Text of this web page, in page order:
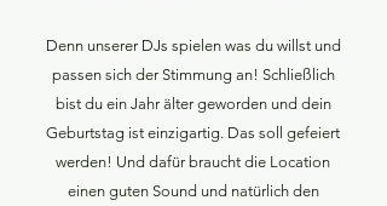
Denn unserer DJs spielen was du willst und
passen sich der Stimmung an! Schließlich
bist du ein Jahr älter geworden und dein
Geburtstag ist einzigartig. Das soll gefeiert
werden! Und dafür braucht die Location
einen guten Sound und natürlich den